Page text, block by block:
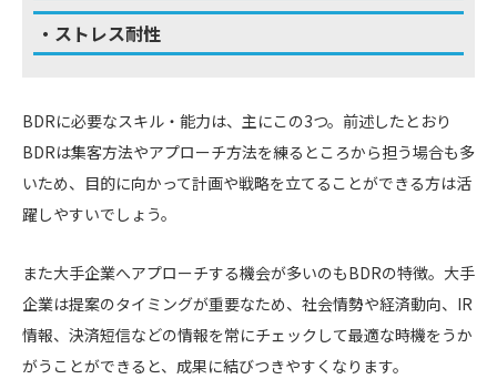
・ストレス耐性
BDRに必要なスキル・能力は、主にこの3つ。前述したとおり
BDRは集客方法やアプローチ方法を練るところから担う場合も多
いため、目的に向かって計画や戦略を立てることができる方は活
躍しやすいでしょう。
また大手企業へアプローチする機会が多いのもBDRの特徴。大手
企業は提案のタイミングが重要なため、社会情勢や経済動向、IR
情報、決済短信などの情報を常にチェックして最適な時機をうか
がうことができると、成果に結びつきやすくなります。